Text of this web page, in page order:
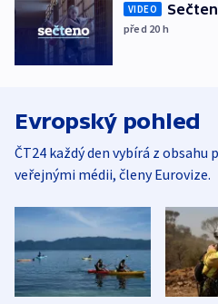
VIDEO
před 20 h
Evropský pohled
ČT24 každý den vybírá z
veřejnými médii, členy Eurovize.